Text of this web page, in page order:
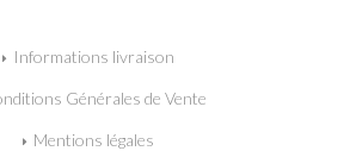
Informations livraison
Générales de Vente
Mentions légales